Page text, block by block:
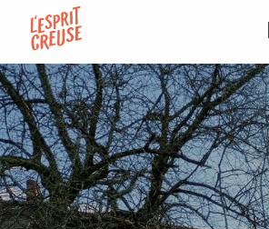
contenu
principal